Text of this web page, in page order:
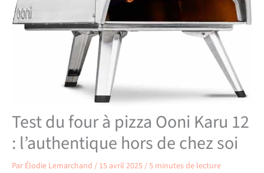
Test du four à pizza Ooni Karu 12
: l’authentique hors de chez soi
Par Élodie Lemarchand / 15 avril 2025/5 minutes de lecture